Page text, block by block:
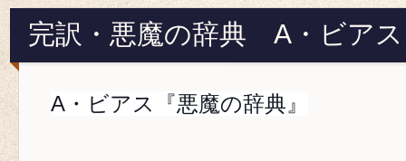
完訳・悪魔の辞典 A・ビアス
A・ビアス『悪魔の辞典』